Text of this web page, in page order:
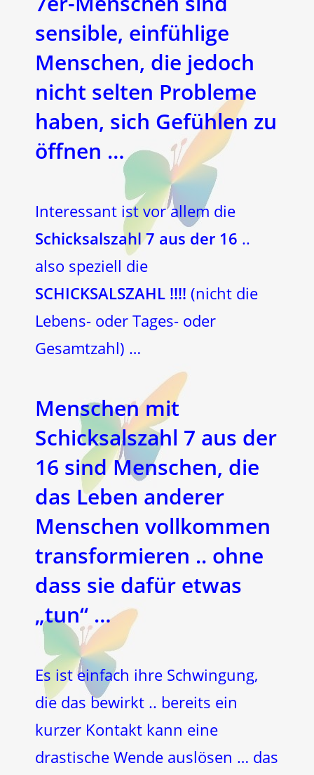
sensible, einfühlige
Menschen, die jedoch
nicht selten Probleme
haben, sich Gefühlen zu
öffnen …
Interessant ist vor allem die
Schicksalszahl 7 aus der 16 ..
also speziell die
SCHICKSALSZAHL !!!! (nicht die
Lebens- oder Tages- oder
Gesamtzahl) …
Menschen mit
Schicksalszahl 7 aus der
16 sind Menschen, die
das Leben anderer
Menschen vollkommen
transformieren .. ohne
dass sie dafür etwas
„tun“ …
Es ist einfach ihre Schwingung,
die das bewirkt .. bereits ein
kurzer Kontakt kann eine
drastische Wende auslösen … das